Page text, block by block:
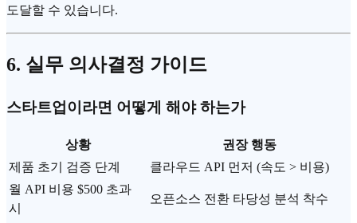
도달할 수 있습니다.
6. 실무 의사결정 가이드
스타트업이라면 어떻게 해야 하는가
상황
권장 행동
제품 초기 검증 단계
클라우드 API 먼저 (속도 > 비용)
월 API 비용 $500 초과
시
오픈소스 전환 타당성 분석 착수